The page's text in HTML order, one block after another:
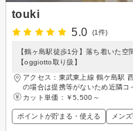
touki
5.0
(1件)
【鶴ヶ島駅徒歩1分】落ち着いた
【oggiotto取り扱】
アクセス：東武東上線 鶴ケ島駅
の場合は提携等がないため近隣
カット単価： ￥5,500～
ポイントが貯まる・使える メン